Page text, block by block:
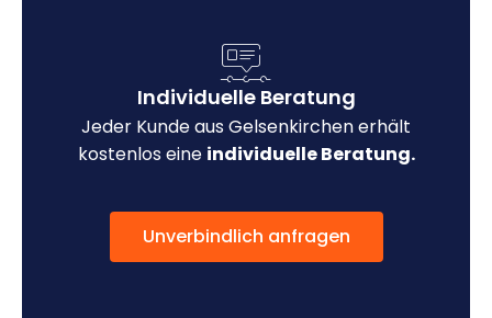
Individuelle Beratung
Jeder Kunde aus Gelsenkirchen erhält
kostenlos eine individuelle Beratung.
Unverbindlich anfragen